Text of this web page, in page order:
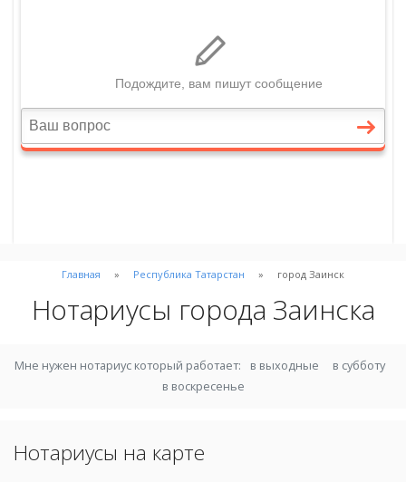
Главная Республика Татарстан город Заинск
Нотариусы города Заинска
Мне нужен нотариус который работает: в выходные
в субботу
в воскресенье
Нотариусы на карте